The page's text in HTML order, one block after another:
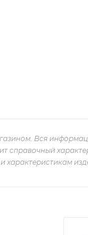
Вся
справочный
характеристикам